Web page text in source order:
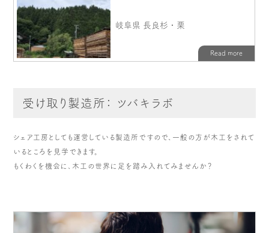
受け取り製造所： ツバキラボ
シェア工房としても運営している製造所ですので、一般の方が木工をされて
いるところを見学できます。
もくわくを機会に、木工の世界に足を踏み入れてみませんか？